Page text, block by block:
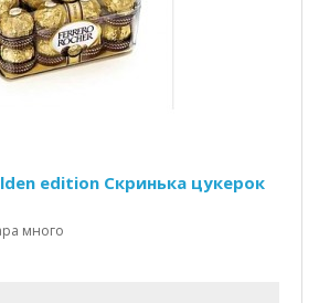
edition Скринька цукерок
много